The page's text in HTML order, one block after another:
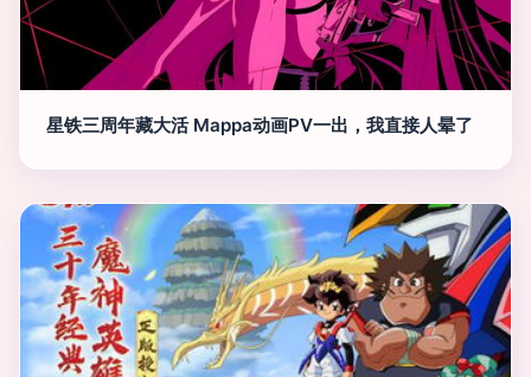
星铁三周年藏大活 Mappa动画PV一出，我直接人晕了